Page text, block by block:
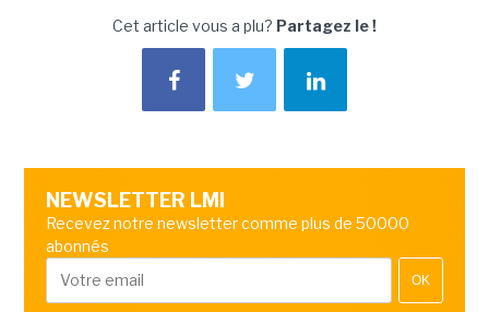
Cet article vous a plu? Partagez le !
NEWSLETTER LMI
Recevez notre newsletter comme plus de 50000
abonnés
OK